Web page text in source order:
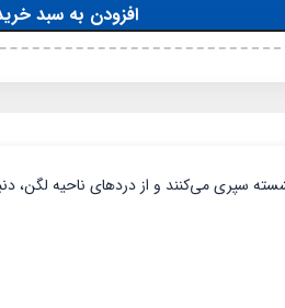
افزودن به سبد
سپری می‌کنند و از دردهای ناحیه لگن،